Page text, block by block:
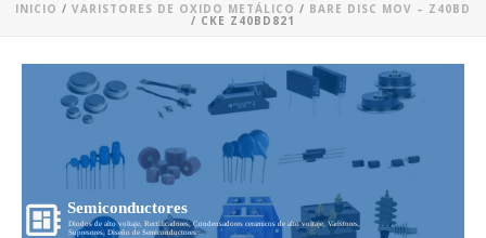
INICIO / VARISTORES DE OXIDO METÁLICO / BARE DISC MOV – Z40BD
/ CKE Z40BD821
Semiconductores
Diodos de alto voltaje, Rectificadores, Condensadores ceramicos de alto voltaje, Varistores,
Supresores, Diseño de Semiconductores...